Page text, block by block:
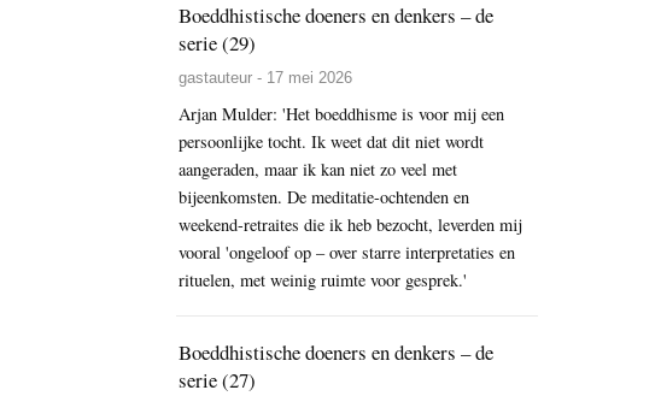
Boeddhistische doeners en denkers – de
serie (29)
gastauteur - 17 mei 2026
Arjan Mulder: 'Het boeddhisme is voor mij een
persoonlijke tocht. Ik weet dat dit niet wordt
aangeraden, maar ik kan niet zo veel met
bijeenkomsten. De meditatie-ochtenden en
weekend-retraites die ik heb bezocht, leverden mij
vooral 'ongeloof op – over starre interpretaties en
rituelen, met weinig ruimte voor gesprek.'
Boeddhistische doeners en denkers – de
serie (27)